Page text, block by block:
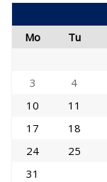
Mo
Tu
3
4
10
11
17
18
24
25
31